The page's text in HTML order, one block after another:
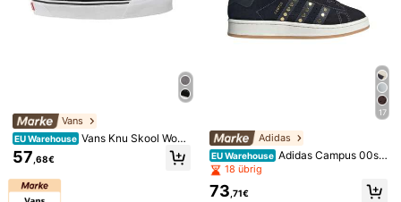
6
Coreblaze
EU Warehouse Coreblaze Herren ärm
elloses Kapuzen-Sportset mit Kord
elzug in der Taille, modisches Som
für Fitness und Training, leicht
20 ,49€
Powerista
EU Warehouse Powerista Damen einf
arbige, hochtaillierte Split-Saum Wo
rkout Shorts, Damen Schweißshort
s, Sportshorts, Bikershorts
13,55€
Vans
EU Warehouse Vans Knu Skool Wom
en's Casual Athletic Shoes Retro C
omfortable Versatile Daily Shoppin
57 ,68€
17
Adidas
EU Warehouse Adidas Campus 00s
Women's Casual Athletic Shoes Co
re Black / Carbon / Gold Metallic J
Q8334
18 übrig
73 ,71€